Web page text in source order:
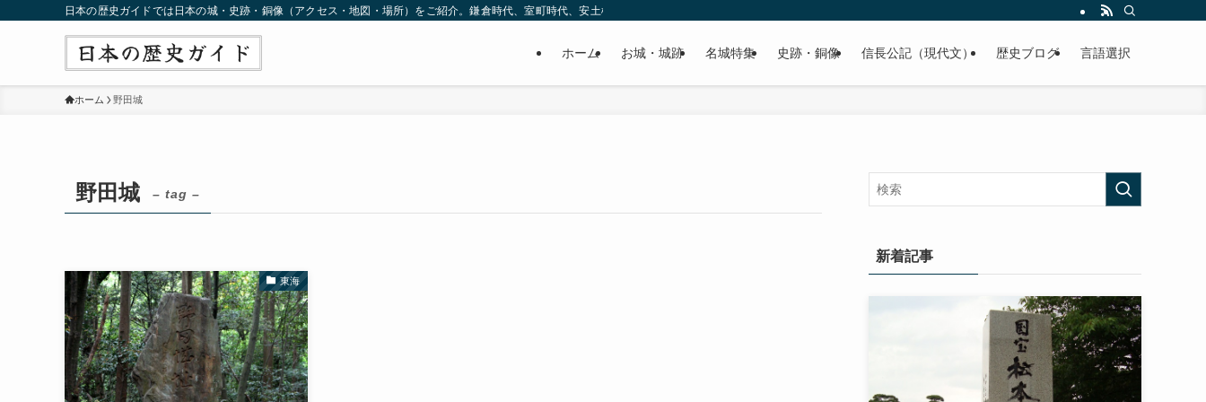
日本の歴史ガイドでは日本の城・史跡・銅像（アクセス・地図・場所）をご紹介。鎌倉時代、室町時代、安土桃山時代（戦国時代）、江戸時代と幅広くご紹介致します。
ホーム お城・城跡 名城特集 史跡・銅像 信長公記（現代文） 歴史ブログ 言語選択
ホーム 野田城
野田城 – tag –
東海
新着記事